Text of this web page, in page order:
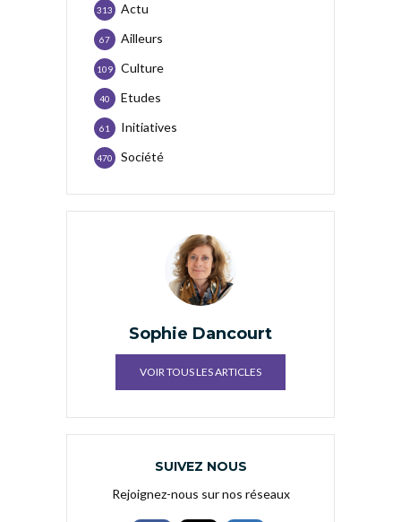
Actu
313
Ailleurs
67
Culture
109
Etudes
40
Initiatives
61
Société
470
Sophie Dancourt
VOIR TOUS LES ARTICLES
SUIVEZ NOUS
Rejoignez-nous sur nos réseaux